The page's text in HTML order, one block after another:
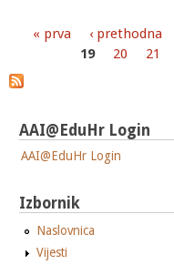
Stranice
« prva ‹ prethodna
19
20 21
AAI@EduHr Login
AAI@EduHr Login
Izbornik
Naslovnica
Vijesti